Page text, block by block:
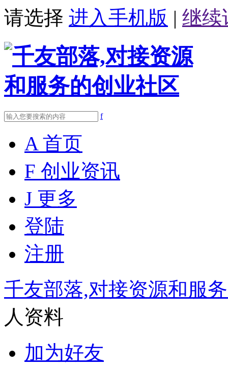
请选择 进入手机版 | 继续
f
A 首页
F 创业资讯
J 更多
登陆
注册
千友部落,对接资源和服
人资料
加为好友